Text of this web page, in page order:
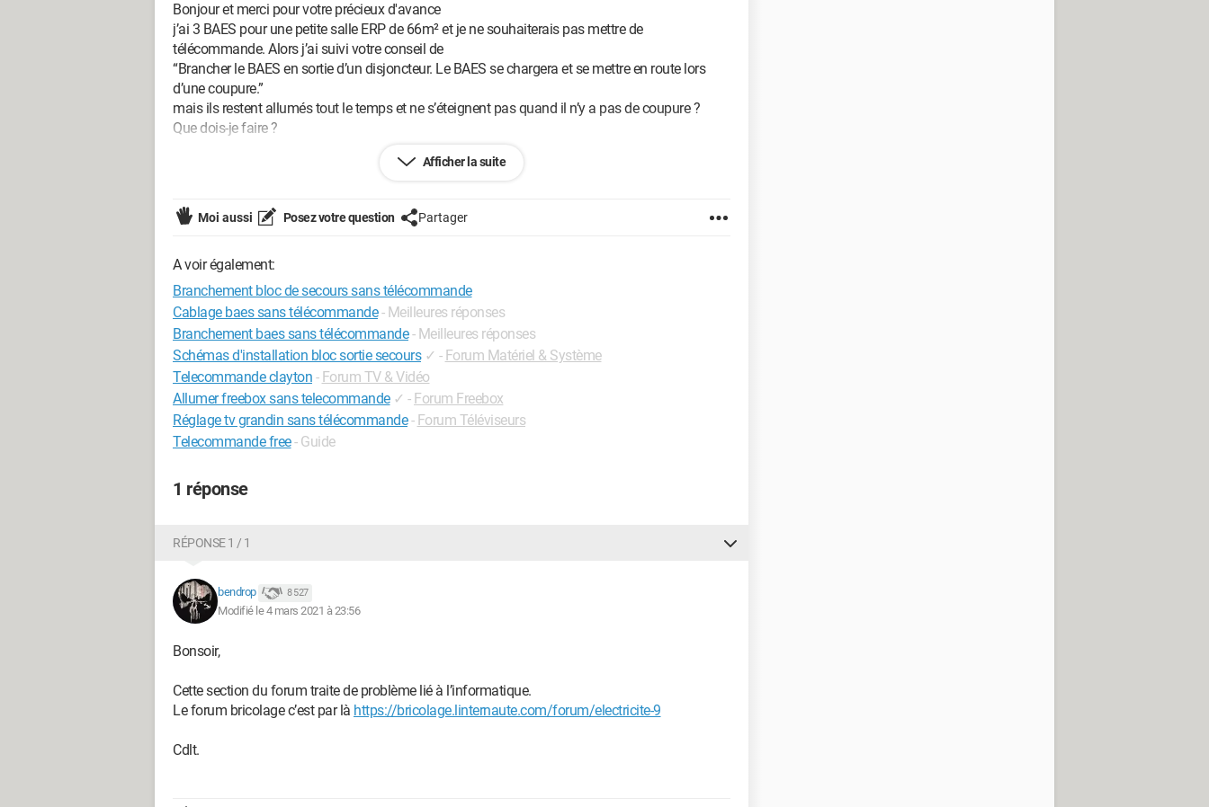
Bonjour et merci pour votre précieux d'avance
j’ai 3 BAES pour une petite salle ERP de 66m² et je ne souhaiterais pas mettre de
télécommande. Alors j’ai suivi votre conseil de
“Brancher le BAES en sortie d’un disjoncteur. Le BAES se chargera et se mettre en route lors
d’une coupure.”
mais ils restent allumés tout le temps et ne s’éteignent pas quand il n’y a pas de coupure ?
Que dois-je faire ?
Afficher la suite
Moi aussi Posez votre question Partager
A voir également:
Branchement bloc de secours sans télécommande
Cablage baes sans télécommande - Meilleures réponses
Branchement baes sans télécommande - Meilleures réponses
Schémas d'installation bloc sortie secours ✓ - Forum Matériel & Système
Telecommande clayton - Forum TV & Vidéo
Allumer freebox sans telecommande ✓ - Forum Freebox
Réglage tv grandin sans télécommande - Forum Téléviseurs
Telecommande free- Guide
1 réponse
RÉPONSE 1 / 1
bendrop 8 527
Modifié le 4 mars 2021 à 23:56
Bonsoir,
Cette section du forum traite de problème lié à l’informatique.
Le forum bricolage c’est par là https://bricolage.linternaute.com/forum/electricite-9
Cdlt.